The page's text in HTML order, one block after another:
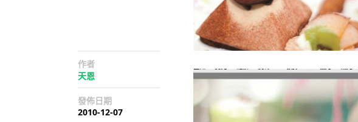
作者
天恩
發佈日期
2010-12-07